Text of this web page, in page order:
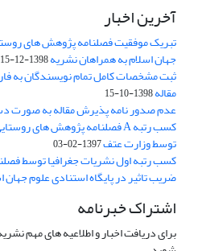
آخرین اخبار
تبریک موفقیت فصلنامه پژوهش های
جهان اسلام به همراهان نشریه1398-12-15
ثبت مشخصات کامل تمام نویسندگان به
مقاله1398-10-15
عدم صدور نامه پذیرش مقاله به صورت
توسط وزارت عتف1397-02-03
کسب رتبه اول نشریات جغرافیا توسط
ضریب تاثیر در پایگاه استنادی علوم جهان
اشتراک خبرنامه
برای دریافت اخبار و اطلاعیه های مهم